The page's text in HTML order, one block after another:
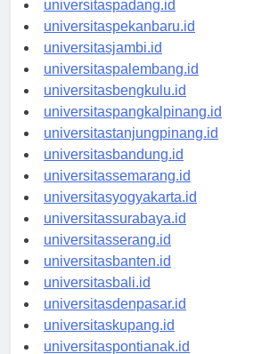
universitaspadang.id
universitaspekanbaru.id
universitasjambi.id
universitaspalembang.id
universitasbengkulu.id
universitaspangkalpinang.id
universitastanjungpinang.id
universitasbandung.id
universitassemarang.id
universitasyogyakarta.id
universitassurabaya.id
universitasserang.id
universitasbanten.id
universitasbali.id
universitasdenpasar.id
universitaskupang.id